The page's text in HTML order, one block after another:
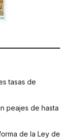
tasas de
peajes de hasta
de la Ley de